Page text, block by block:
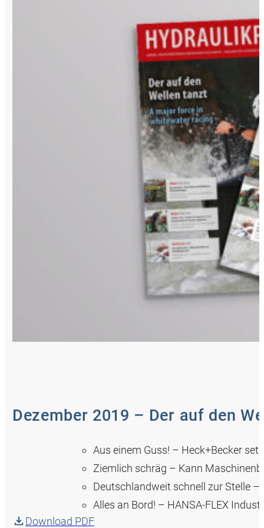
Dezember 2019 – Der auf den
Aus einem Guss! – Heck+Becker
Ziemlich schräg – Kann
Deutschlandweit schnell zur Stelle –
Alles an Bord! – HANSA‑FLEX
Download PDF